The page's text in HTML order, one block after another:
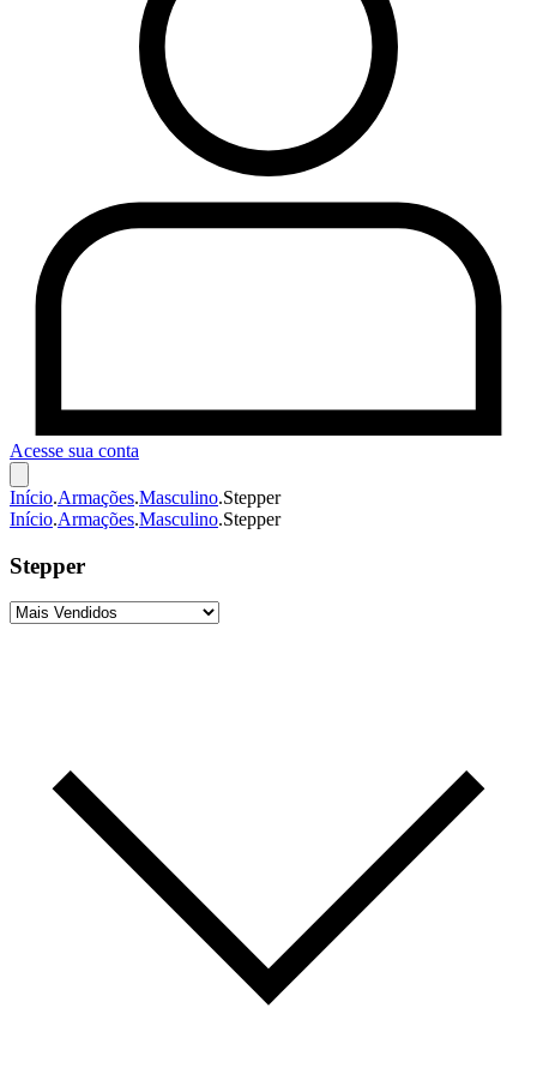
Acesse sua conta
Início.Armações.Masculino.Stepper
Início.Armações.Masculino.Stepper
Stepper